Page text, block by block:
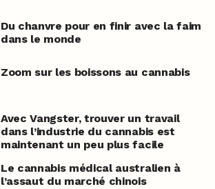
Du chanvre pour en finir avec la faim
dans le monde
Zoom sur les boissons au cannabis
Avec Vangster, trouver un travail
dans l’industrie du cannabis est
maintenant un peu plus facile
Le cannabis médical australien à
l’assaut du marché chinois